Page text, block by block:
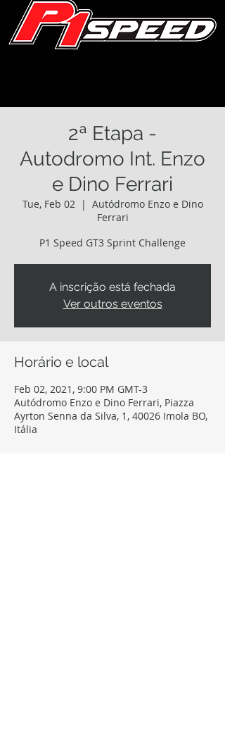
2ª Etapa -
Autodromo Int. Enzo
e Dino Ferrari
Tue, Feb 02
  |
Autódromo Enzo e Dino
Ferrari
P1 Speed GT3 Sprint Challenge
A inscrição está fechada
Ver outros eventos
Horário e local
Feb 02, 2021, 9:00 PM GMT-3
Autódromo Enzo e Dino Ferrari, Piazza
Ayrton Senna da Silva, 1, 40026 Imola BO,
Itália